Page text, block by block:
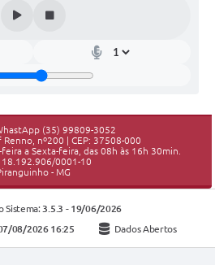
(35) 99809-3052
nº200 | CEP: 37508-000
a Sexta-feira, das 08h às 16h 30min.
18.192.906/0001-10
- MG
Sistema: 3.5.3 - 19/06/2026
08/2026 16:25 Dados Abertos